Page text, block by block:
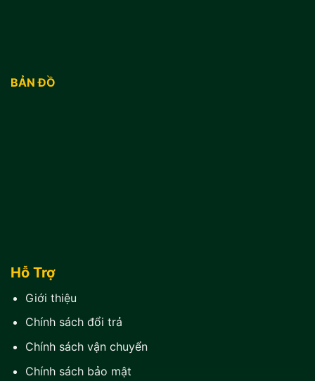
BẢN ĐỒ
Hỗ Trợ
Giới thiệu
Chính sách đổi trả
Chính sách vận chuyển
Chính sách bảo mật